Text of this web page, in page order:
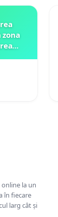
la un
în fiecare
larg cât și